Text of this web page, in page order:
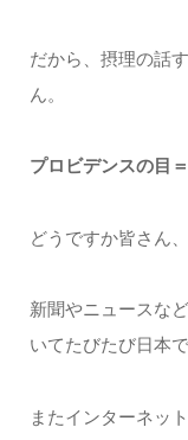
だから、摂理の話
ん。
プロビデンスの目
どうですか皆さん
新聞やニュースな
いてたびたび日本
またインターネッ